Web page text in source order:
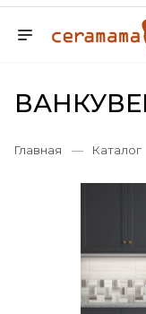
Главная — Каталог